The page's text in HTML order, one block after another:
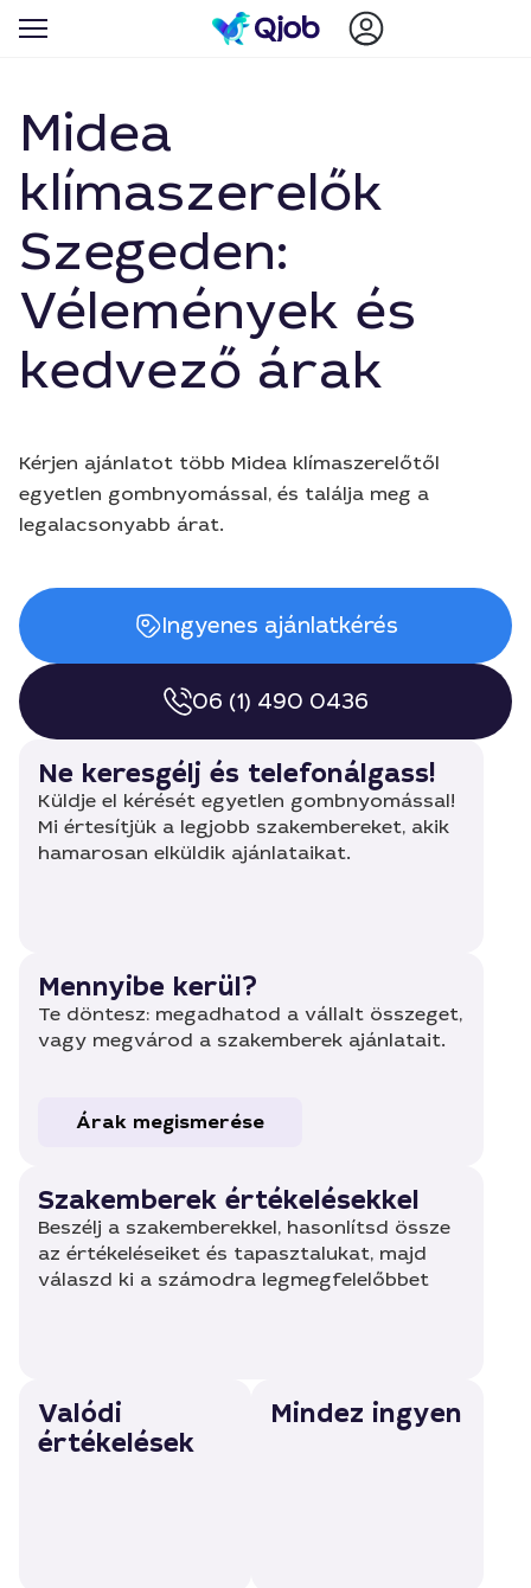
Midea
klímaszerelők
Szegeden:
Vélemények és
kedvező árak
Kérjen ajánlatot több Midea klímaszerelőtől
egyetlen gombnyomással, és találja meg a
legalacsonyabb árat.
Ingyenes ajánlatkérés
06 (1) 490 0436
Ne keresgélj és telefonálgass!
Küldje el kérését egyetlen gombnyomással!
Mi értesítjük a legjobb szakembereket, akik
hamarosan elküldik ajánlataikat.
Mennyibe kerül?
Te döntesz: megadhatod a vállalt összeget,
vagy megvárod a szakemberek ajánlatait.
Árak megismerése
Szakemberek értékelésekkel
Beszélj a szakemberekkel, hasonlítsd össze
az értékeléseiket és tapasztalukat, majd
válaszd ki a számodra legmegfelelőbbet
Valódi
értékelések
Mindez ingyen